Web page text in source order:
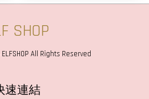
SHOP
All Rights Reserved
速連結